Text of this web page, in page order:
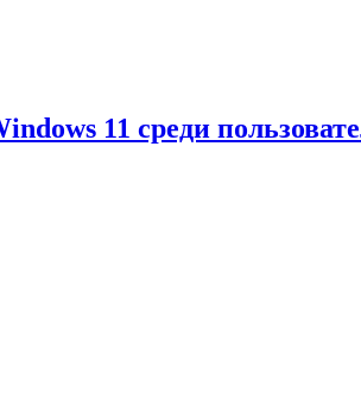
11 среди